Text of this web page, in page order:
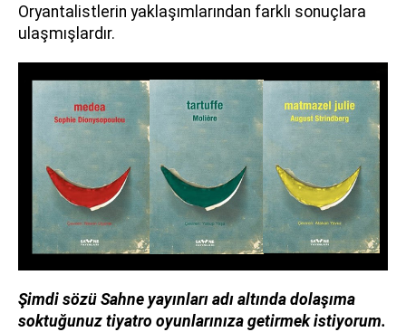
Oryantalistlerin yaklaşımlarından farklı sonuçlara
ulaşmışlardır.
Şimdi sözü Sahne yayınları adı altında dolaşıma
soktuğunuz tiyatro oyunlarınıza getirmek istiyorum.